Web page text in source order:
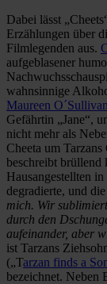
Dabei lässt
Erzählungen über
Filmlegenden aus.
aufgeblasener
wahnsinnige
Maureen O´Sullivan
Gefährtin „Jane“,
nicht mehr als
Cheeta um
beschreibt brüllend
Hausangestellten
degradierte, und
mich. Wir
durch den
aufeinander, aber
ist Tarzans
(„Tarzan finds a
bezeichnet. Neben